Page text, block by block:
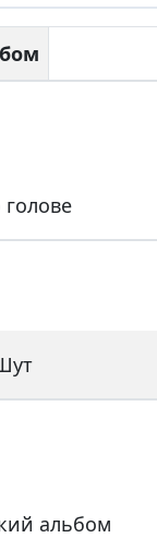
альбом